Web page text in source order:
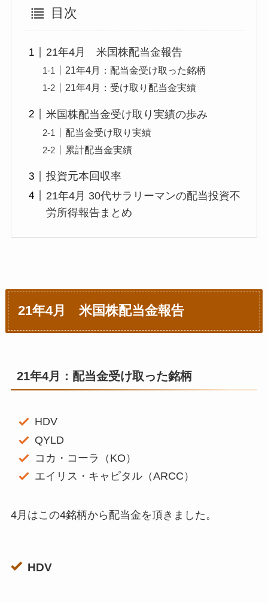
目次
21年4月 米国株配当金報告
21年4月：配当金受け取った銘柄
21年4月：受け取り配当金実績
米国株配当金受け取り実績の歩み
配当金受け取り実績
累計配当金実績
投資元本回収率
21年4月 30代サラリーマンの配当投資不
労所得報告まとめ
21年4月 米国株配当金報告
21年4月：配当金受け取った銘柄
HDV
QYLD
コカ・コーラ（KO）
エイリス・キャピタル（ARCC）
4月はこの4銘柄から配当金を頂きました。
HDV